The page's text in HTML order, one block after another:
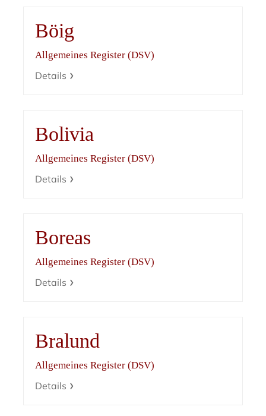
Böig
Allgemeines Register (DSV)
Details
Bolivia
Allgemeines Register (DSV)
Details
Boreas
Allgemeines Register (DSV)
Details
Bralund
Allgemeines Register (DSV)
Details